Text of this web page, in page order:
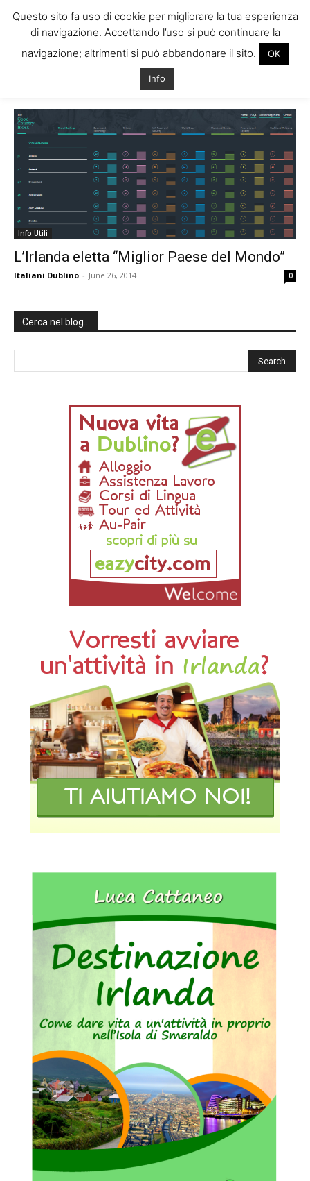
Tag: irlanda statistiche
Info Utili
L’Irlanda eletta “Miglior Paese del Mondo”
Italiani Dublino - June 26, 2014 0
Cerca nel blog…
Questo sito fa uso di cookie per migliorare la tua esperienza
di navigazione. Accettando l’uso si può continuare la
navigazione; altrimenti si può abbandonare il sito.
OK
Info